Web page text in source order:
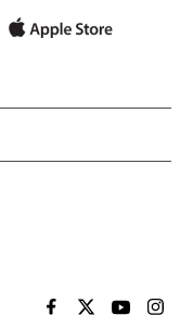
EL PAÍS BRASIL EN
EL PAÍSEL PAÍS
EL